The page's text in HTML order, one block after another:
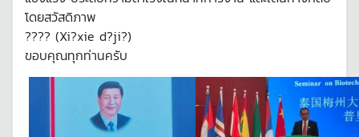
โดยสวัสดิภาพ
???? (Xi?xie d?ji?)
ขอบคุณทุกท่านครับ